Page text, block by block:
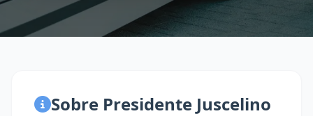
Sobre Presidente Juscelino